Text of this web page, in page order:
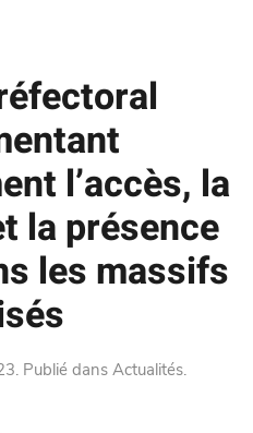
l’accès, la
la présence
les massifs
. Publié dans Actualités.